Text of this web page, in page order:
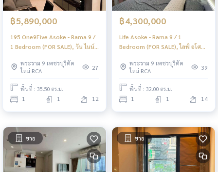
฿5,890,000
195 One9Five Asoke - Rama 9 /
1 Bedroom (FOR SALE), วัน ไนน์
(ขาย) PEII097
พระราม 9 เพชรบุรีตัด
ใหม่ RCA
27
พื้นที่ : 35.50 ตร.ม.
1 1 12
฿4,300,000
Life Asoke - Rama 9 / 1
Bedroom (FOR SALE), ไลฟ์ อโศก -
PEII093พระราม 9 เพชรบุรีตัด
ใหม่ RCA
39
พื้นที่ : 32.00 ตร.ม.
1 1 14
ขาย ขาย